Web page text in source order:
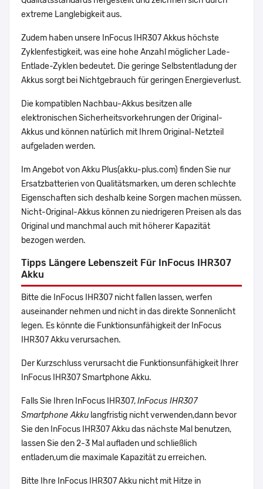
extreme Langlebigkeit aus.
Zudem haben unsere InFocus IHR307 Akkus höchste
Zyklenfestigkeit, was eine hohe Anzahl möglicher Lade-
Entlade-Zyklen bedeutet. Die geringe Selbstentladung der
Akkus sorgt bei Nichtgebrauch für geringen Energieverlust.
Die kompatiblen Nachbau-Akkus besitzen alle
elektronischen Sicherheitsvorkehrungen der Original-
Akkus und können natürlich mit Ihrem Original-Netzteil
aufgeladen werden.
Im Angebot von Akku Plus(akku-plus.com) finden Sie nur
Ersatzbatterien von Qualitätsmarken, um deren schlechte
Eigenschaften sich deshalb keine Sorgen machen müssen.
Nicht-Original-Akkus können zu niedrigeren Preisen als das
Original und manchmal auch mit höherer Kapazität
bezogen werden.
Tipps Längere Lebenszeit Für InFocus IHR307
Akku
Bitte die InFocus IHR307 nicht fallen lassen, werfen
auseinander nehmen und nicht in das direkte Sonnenlicht
legen. Es könnte die Funktionsunfähigkeit der InFocus
IHR307 Akku verursachen.
Der Kurzschluss verursacht die Funktionsunfähigkeit Ihrer
InFocus IHR307 Smartphone Akku.
Falls Sie Ihren InFocus IHR307,InFocus IHR307
Smartphone Akku langfristig nicht verwenden,dann bevor
Sie den InFocus IHR307 Akku das nächste Mal benutzen,
lassen Sie den 2-3 Mal aufladen und schließlich
entladen,um die maximale Kapazität zu erreichen.
Bitte Ihre InFocus IHR307 Akku nicht mit Hitze in